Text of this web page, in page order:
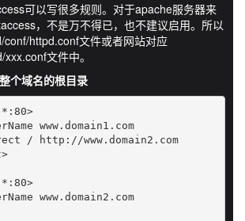
可以写很多规则。对于apache服务器来
，不是万不得已，也不建议启用。所以
httpd.conf文件或者网站对应
文件中。
个域名的根目录